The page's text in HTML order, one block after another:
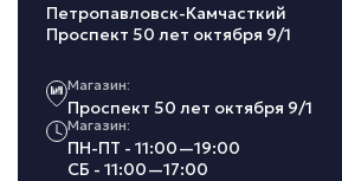
Петропавловск-Камчасткий
Проспект 50 лет октября 9/1
Магазин:
Проспект 50 лет октября 9/1
Магазин:
ПН-ПТ - 11:00—19:00
СБ - 11:00—17:00